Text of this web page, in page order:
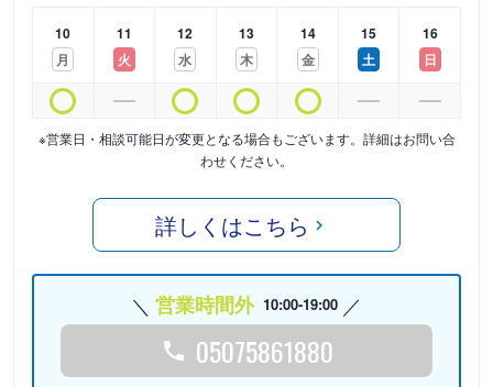
10
月
11
火
12
水
13
木
14
金
15
土
16
日
※営業日・相談可能日が変更となる場合もございます。詳細はお問い合
わせください。
詳しくはこちら
営業時間外 10:00-19:00
05075861880